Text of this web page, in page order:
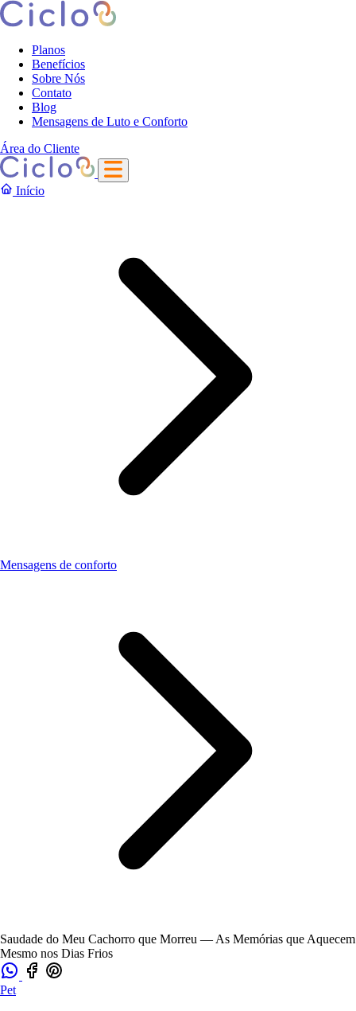
Planos
Benefícios
Sobre Nós
Contato
Blog
Mensagens de Luto e Conforto
Área do Cliente
Início
Mensagens de conforto
Saudade do Meu Cachorro que Morreu — As Memórias que Aquecem
Mesmo nos Dias Frios
Pet